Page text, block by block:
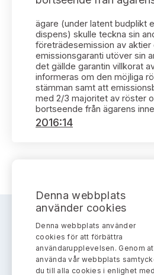
Ledamöter
Huvudmän
Verksamhetsberättelser
Publikationer och anföranden
Sök uttalanden
Avgifter
Prenumerera
ägare (under latent budplikt
dispens) skulle teckna sin
företrädesemission av aktier
emissionsgaranti utöver sin
det gällde garantin villkorat
informeras om den möjliga
stämman samt att
med 2/3 majoritet av röster
bortseende från ägarens
2016:14
AKTIEMARKNADSNÄMNDEN
Address: Box 7354, 103
Denna webbplats
använder cookies
Denna webbplats använder
cookies för att förbättra
användarupplevelsen. Genom
använda vår webbplats
du till alla cookies i enlighet med